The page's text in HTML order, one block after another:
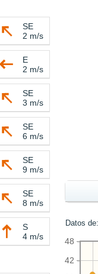
Datos de:
42
48
SE
2 m/s
E
2 m/s
SE
3 m/s
SE
6 m/s
SE
9 m/s
SE
8 m/s
S
4 m/s